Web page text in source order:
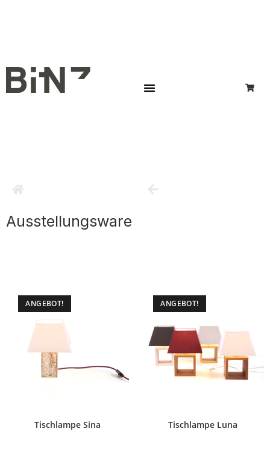
Ausstellungsware
ANGEBOT!
Tischlampe Sina
ANGEBOT!
Tischlampe Luna